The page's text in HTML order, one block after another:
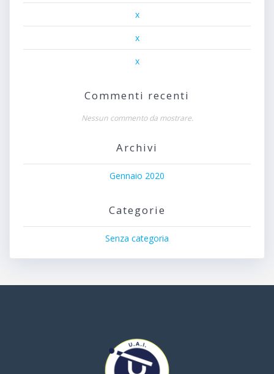
x
x
x
Commenti recenti
Nessun commento da mostrare.
Archivi
Gennaio 2020
Categorie
Senza categoria